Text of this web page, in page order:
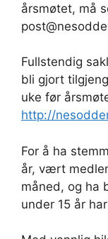
årsmøtet, må
Fullstendig
bli gjort
uke før
http://
For å ha
år, vært
måned, og ha
under 15 år